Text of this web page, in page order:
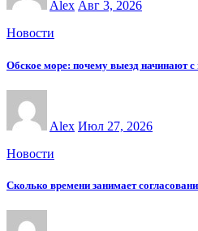
Alex Авг 3, 2026
Новости
Обское море: почему выезд начинают с
Alex Июл 27, 2026
Новости
Сколько времени занимает